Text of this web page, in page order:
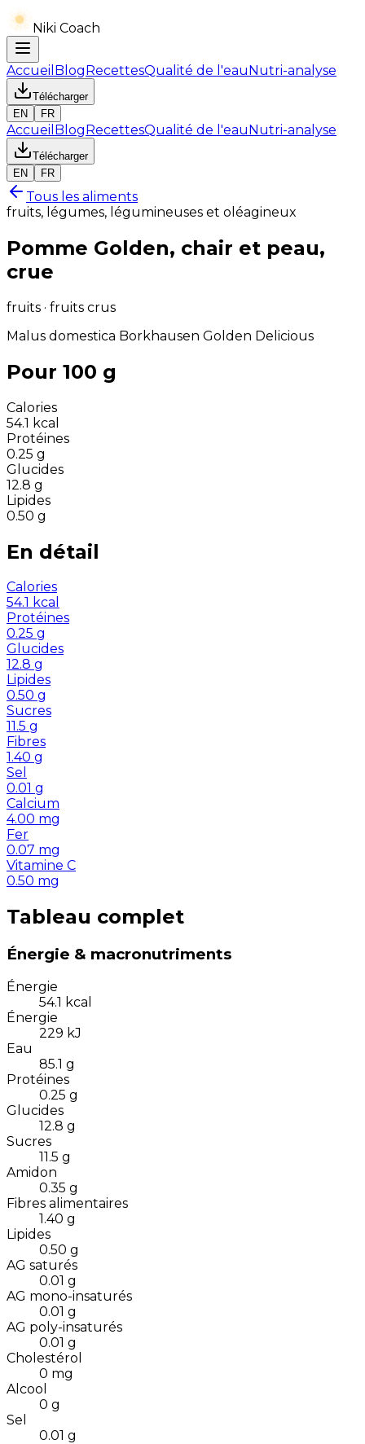
Niki Coach
Accueil BlogRecettesQualité de l'eauNutri-analyse
Télécharger
EN
FR
Accueil BlogRecettesQualité de l'eauNutri-analyse
Télécharger
EN
FR
Tous les aliments
fruits, légumes, légumineuses et oléagineux
Pomme Golden, chair et peau,
crue
fruits · fruits crus
Malus domestica Borkhausen Golden Delicious
Pour 100 g
Calories
54.1 kcal
Protéines
0.25 g
Glucides
12.8 g
Lipides
0.50 g
En détail
Calories
54.1 kcal
Protéines
0.25 g
Glucides
12.8 g
Lipides
0.50 g
Sucres
11.5 g
Fibres
1.40 g
Sel
0.01 g
Calcium
4.00 mg
Fer
0.07 mg
Vitamine C
0.50 mg
Tableau complet
Énergie & macronutriments
Énergie
54.1 kcal
Énergie
229 kJ
Eau
85.1 g
Protéines
0.25 g
Glucides
12.8 g
Sucres
11.5 g
Amidon
0.35 g
Fibres alimentaires
1.40 g
Lipides
0.50 g
AG saturés
0.01 g
AG mono-insaturés
0.01 g
AG poly-insaturés
0.01 g
Cholestérol
0 mg
Alcool
0 g
Sel
0.01 g